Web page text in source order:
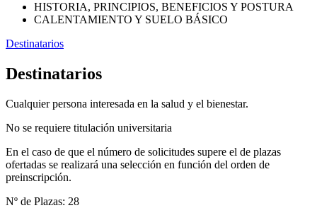
HISTORIA, PRINCIPIOS, BENEFICIOS Y POSTURA
CALENTAMIENTO Y SUELO BÁSICO
Destinatarios
Destinatarios
Cualquier persona interesada en la salud y el bienestar.
No se requiere titulación universitaria
En el caso de que el número de solicitudes supere el de plazas
ofertadas se realizará una selección en función del orden de
preinscripción.
Nº de Plazas: 28